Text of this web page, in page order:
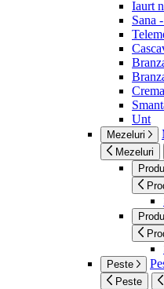
Iaurt
Sana
Unt
Mezeluri
Mezeluri
Peste
Peste